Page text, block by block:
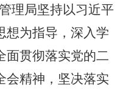
理局坚持以习近平
想为指导，深入学
面贯彻落实党的二
会精神，坚决落实